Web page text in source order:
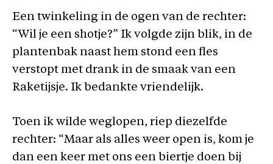
Een twinkeling in de ogen van de rechter:
“Wil je een shotje?” Ik volgde zijn blik, in de
plantenbak naast hem stond een fles
verstopt met drank in de smaak van een
Raketijsje. Ik bedankte vriendelijk.
Toen ik wilde weglopen, riep diezelfde
rechter: “Maar als alles weer open is, kom je
dan een keer met ons een biertje doen bij